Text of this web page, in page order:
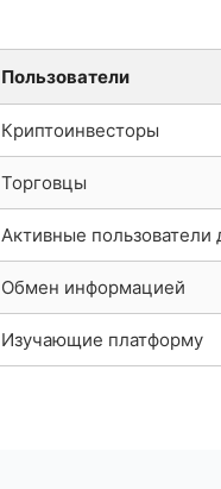
Пользователи
Криптоинвесторы
Торговцы
Активные пользователи
Обмен информацией
Изучающие платформу